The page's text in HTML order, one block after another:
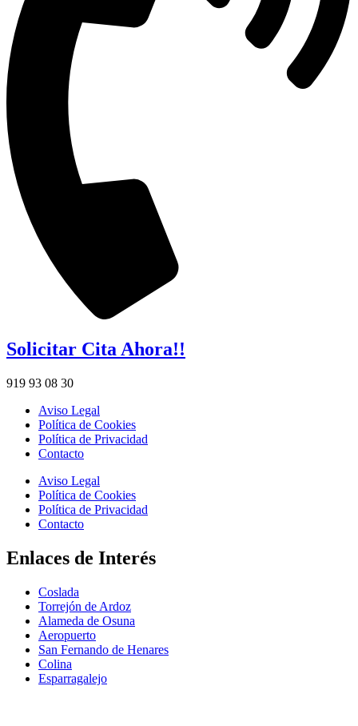
Solicitar Cita Ahora!!
919 93 08 30
Aviso Legal
Política de Cookies
Política de Privacidad
Contacto
Aviso Legal
Política de Cookies
Política de Privacidad
Contacto
Enlaces de Interés
Coslada
Torrejón de Ardoz
Alameda de Osuna
Aeropuerto
San Fernando de Henares
Colina
Esparragalejo